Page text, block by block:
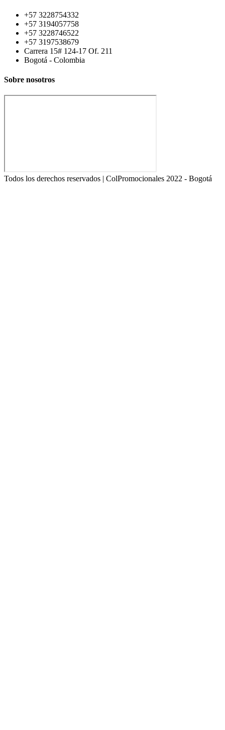
+57 3228754332
+57 3194057758
+57 3228746522
+57 3197538679
Carrera 15# 124-17 Of. 211
Bogotá - Colombia
Sobre nosotros
Todos los derechos reservados | ColPromocionales 2022 - Bogotá